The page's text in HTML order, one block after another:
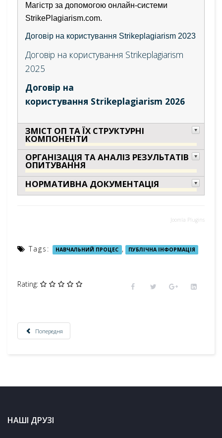
Магістр за допомогою онлайн-системи
StrikePlagiarism.com.
Договір на користування Strikeplagiarism 2023
Договір на користування Strikeplagiarism
2025
Договір на
користування Strikeplagiarism 2026
ЗМІСТ ОП ТА ЇХ СТРУКТУРНІ
КОМПОНЕНТИ
ОРГАНІЗАЦІЯ ТА АНАЛІЗ РЕЗУЛЬТАТІВ
ОПИТУВАННЯ
НОРМАТИВНА ДОКУМЕНТАЦІЯ
Joomla Plugins
Tags: НАВЧАЛЬНИЙ ПРОЦЕС , ПУБЛІЧНА ІНФОРМАЦІЯ
Rating:
Попередня
НАШІ ДРУЗІ